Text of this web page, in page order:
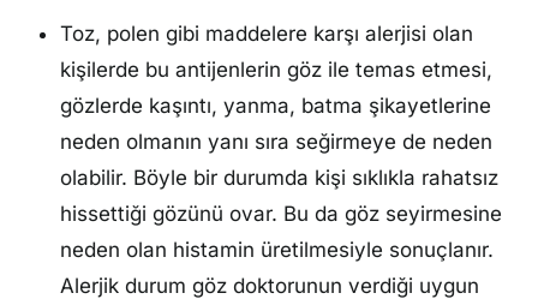
Toz, polen gibi maddelere karşı alerjisi olan
kişilerde bu antijenlerin göz ile temas etmesi,
gözlerde kaşıntı, yanma, batma şikayetlerine
neden olmanın yanı sıra seğirmeye de neden
olabilir. Böyle bir durumda kişi sıklıkla rahatsız
hissettiği gözünü ovar. Bu da göz seyirmesine
neden olan histamin üretilmesiyle sonuçlanır.
Alerjik durum göz doktorunun verdiği uygun